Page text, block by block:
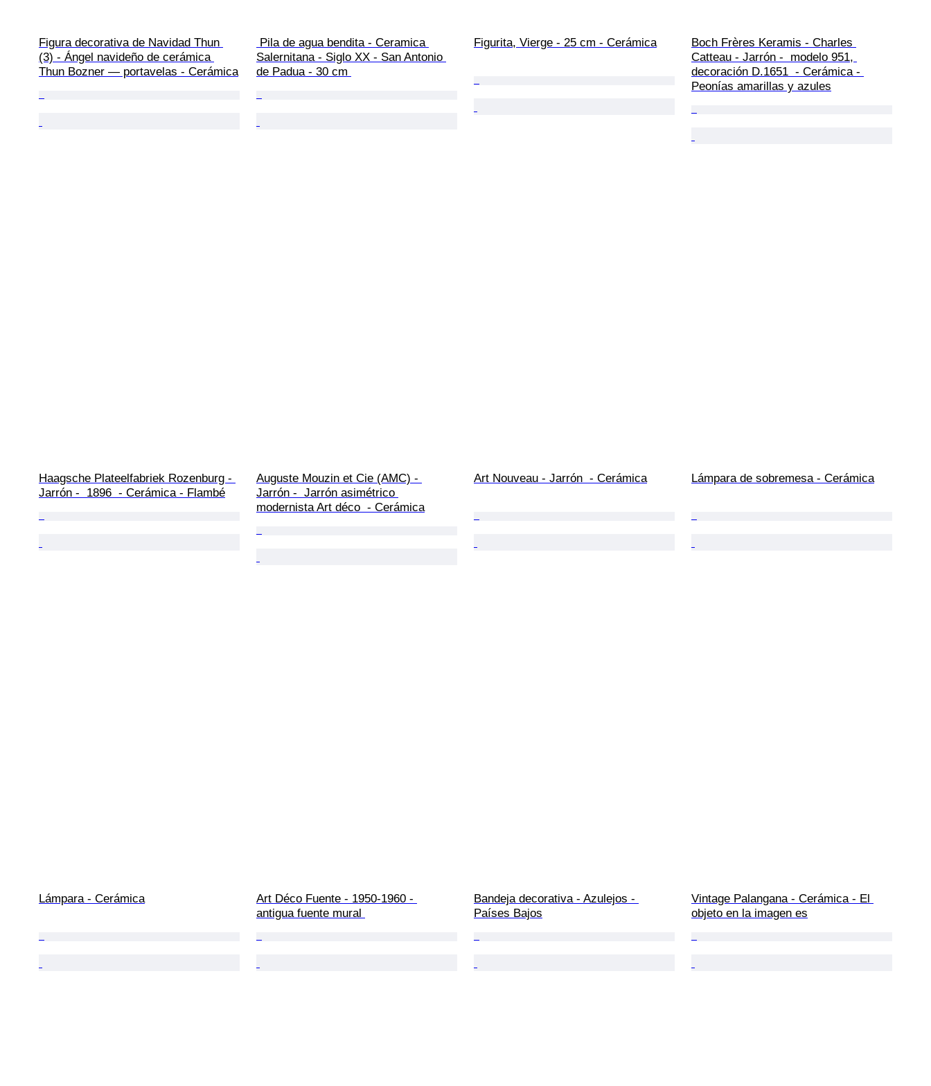
Figura decorativa de Navidad Thun
(3) - Ángel navideño de cerámica
Thun Bozner — portavelas - Cerámica
Salernitana - Siglo XX - San Antonio
de Padua - 30 cm
Figurita, Vierge - 25 cm - Cerámica
Boch Frères Keramis - Charles
Catteau - Jarrón -  modelo 951,
decoración D.1651  - Cerámica -
Peonías amarillas y azules
Haagsche Plateelfabriek Rozenburg -
Jarrón -  1896  - Cerámica - Flambé
Auguste Mouzin et Cie (AMC) -
Jarrón -  Jarrón asimétrico
modernista Art déco  - Cerámica
Art Nouveau - Jarrón  - Cerámica Lámpara de sobremesa - Cerámica
Lámpara - Cerámica
Art Déco Fuente - 1950-1960 -
antigua fuente mural
Bandeja decorativa - Azulejos -
Países Bajos
Vintage Palangana - Cerámica - El
objeto en la imagen es